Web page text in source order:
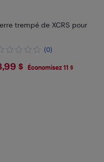
trempé de XCRS pour
(0)
$ Économisez 11 $